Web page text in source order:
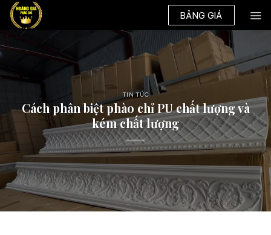
Skip
content
BẢNG GIÁ
TIN TỨC
Cách phân biệt phào chỉ PU chất lượng và
kém chất lượng